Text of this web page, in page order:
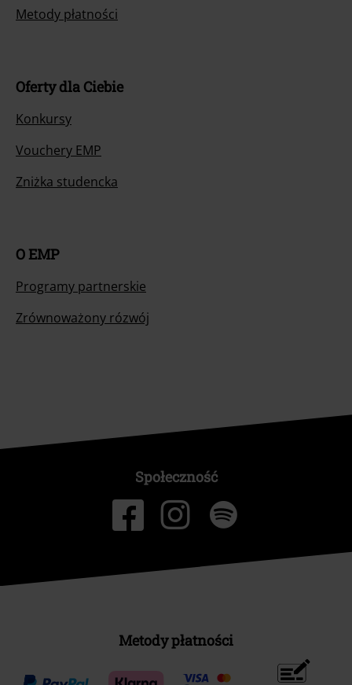
Metody płatności
Oferty dla Ciebie
Konkursy
Vouchery EMP
Zniżka studencka
O EMP
Programy partnerskie
Zrównoważony rózwój
Społeczność
Metody płatności